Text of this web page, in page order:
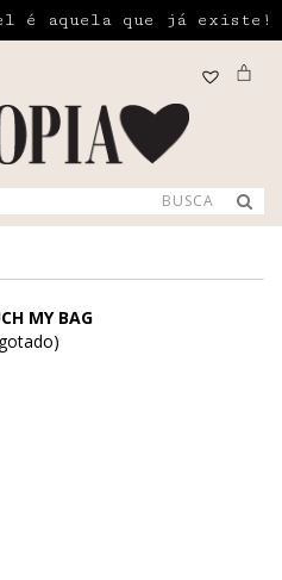
é aquela que já existe!
MY BAG